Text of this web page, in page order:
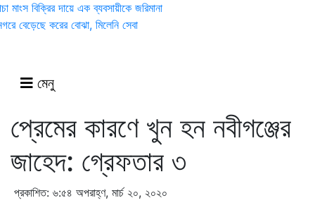
মাংস বিক্রির দায়ে এক ব্যবসায়ীকে জরিমানা
বেড়েছে করের বোঝা, মিলেনি সেবা
মেনু
প্রেমের কারণে খুন হন নবীগঞ্জের
জাহেদ: গ্রেফতার ৩
প্রকাশিত: ৬:৫৪ অপরাহ্ণ, মার্চ ২০, ২০২০